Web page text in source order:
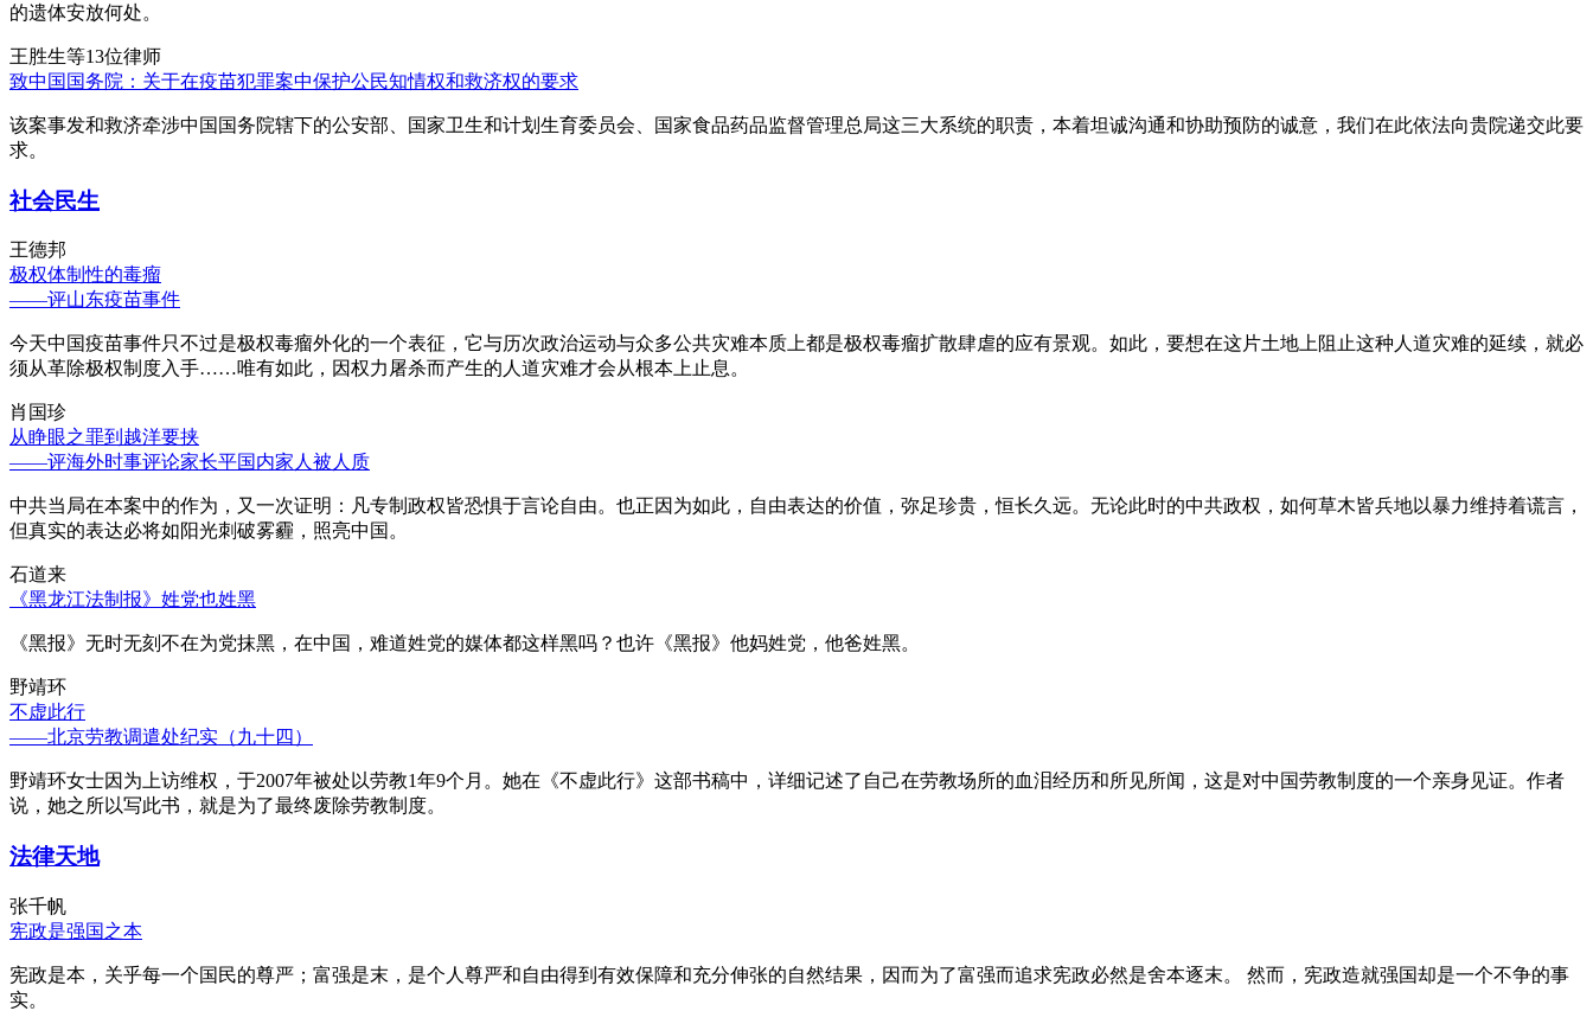
的遗体安放何处。
王胜生等13位律师
致中国国务院：关于在疫苗犯罪案中保护公民知情权和救济权的要求
该案事发和救济牵涉中国国务院辖下的公安部、国家卫生和计划生育委员会、国家食品药品监督管理总局这三大系统的职责，本着坦诚沟通和协助预防的诚意，我们在此依法向贵院递交此要
求。
社会民生
王德邦
极权体制性的毒瘤
——评山东疫苗事件
今天中国疫苗事件只不过是极权毒瘤外化的一个表征，它与历次政治运动与众多公共灾难本质上都是极权毒瘤扩散肆虐的应有景观。如此，要想在这片土地上阻止这种人道灾难的延续，就必
须从革除极权制度入手……唯有如此，因权力屠杀而产生的人道灾难才会从根本上止息。
肖国珍
从睁眼之罪到越洋要挟
——评海外时事评论家长平国内家人被人质
中共当局在本案中的作为，又一次证明：凡专制政权皆恐惧于言论自由。也正因为如此，自由表达的价值，弥足珍贵，恒长久远。无论此时的中共政权，如何草木皆兵地以暴力维持着谎言，
但真实的表达必将如阳光刺破雾霾，照亮中国。
石道来
《黑龙江法制报》姓党也姓黑
《黑报》无时无刻不在为党抹黑，在中国，难道姓党的媒体都这样黑吗？也许《黑报》他妈姓党，他爸姓黑。
野靖环
不虚此行
——北京劳教调遣处纪实（九十四）
野靖环女士因为上访维权，于2007年被处以劳教1年9个月。她在《不虚此行》这部书稿中，详细记述了自己在劳教场所的血泪经历和所见所闻，这是对中国劳教制度的一个亲身见证。作者
说，她之所以写此书，就是为了最终废除劳教制度。
法律天地
张千帆
宪政是强国之本
宪政是本，关乎每一个国民的尊严；富强是末，是个人尊严和自由得到有效保障和充分伸张的自然结果，因而为了富强而追求宪政必然是舍本逐末。 然而，宪政造就强国却是一个不争的事
实。